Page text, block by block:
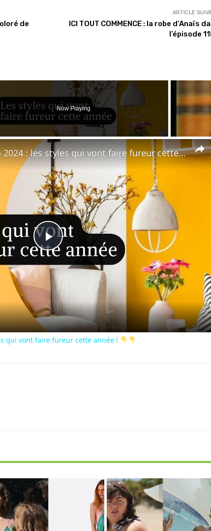
de
ARTICLE
ICI TOUT COMMENCE : la robe d’Anaïs
l’épisode
Now Playing
Play
Video
: les styles qui vont faire fureur cette année !
qui vont faire fureur cette année !